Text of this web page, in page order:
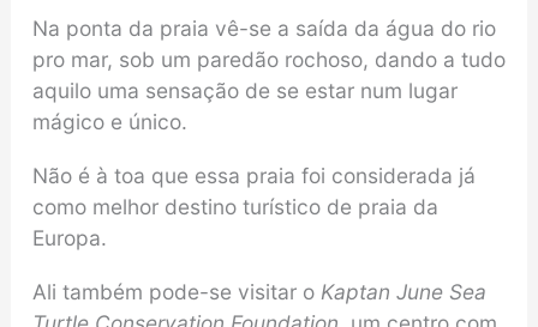
Na ponta da praia vê-se a saída da água do rio
pro mar, sob um paredão rochoso, dando a tudo
aquilo uma sensação de se estar num lugar
mágico e único.
Não é à toa que essa praia foi considerada já
como melhor destino turístico de praia da
Europa.
Ali também pode-se visitar o Kaptan June Sea